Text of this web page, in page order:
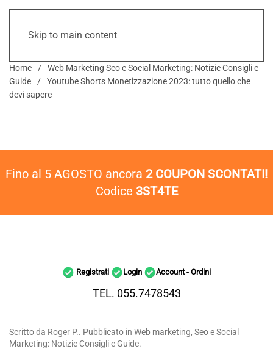
Skip to main content
Home
Web Marketing Seo e Social Marketing: Notizie Consigli e
Guide
Youtube Shorts Monetizzazione 2023: tutto quello che
devi sapere
Fino al 5 AGOSTO ancora 2 COUPON SCONTATI!
Codice 3ST4TE
Registrati Login Account - Ordini
TEL. 055.7478543
Scritto da Roger P.. Pubblicato in Web marketing, Seo e Social
Marketing: Notizie Consigli e Guide.